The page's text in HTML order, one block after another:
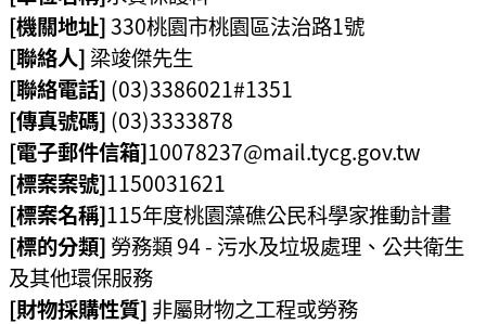
品
質
便
民
服
務
資
訊
公
開
[機關地址]330桃園市桃園區法治路1號
[聯絡人] 梁竣傑先生
[聯絡電話] (03)3386021#1351
[傳真號碼] (03)3333878
[電子郵件信箱]10078237@mail.tycg.gov.tw
[標案案號]1150031621
[標案名稱]115年度桃園藻礁公民科學家推動計畫
[標的分類] 勞務類 94 - 污水及垃圾處理、公共衛生
及其他環保服務
[財物採購性質] 非屬財物之工程或勞務